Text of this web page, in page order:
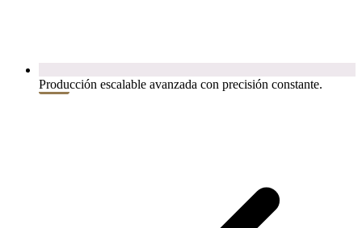
Producción escalable avanzada con precisión constante.